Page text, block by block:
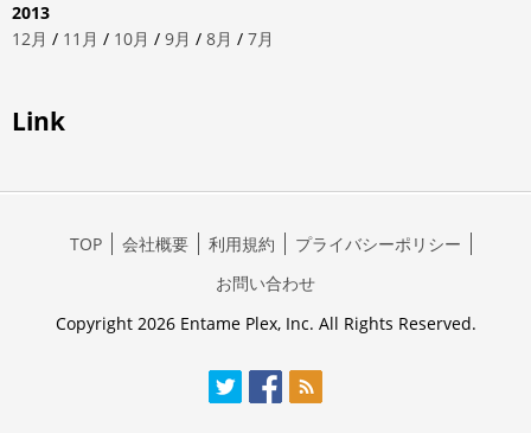
2013
12月 / 11月 / 10月 / 9月 / 8月 / 7月
Link
TOP 会社概要 利用規約
プライバシーポリシー
お問い合わせ
Copyright 2026 Entame Plex, Inc. All Rights Reserved.